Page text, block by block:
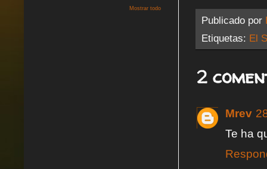
Publicado por
Etiquetas: El
2
Mrev
Te ha
Mostrar todo